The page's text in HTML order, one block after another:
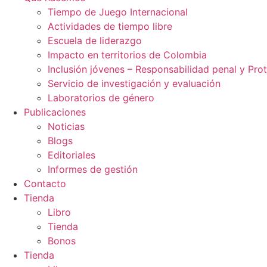
Tiempo de Juego Internacional
Actividades de tiempo libre
Escuela de liderazgo
Impacto en territorios de Colombia
Inclusión jóvenes – Responsabilidad penal y
Servicio de investigación y evaluación
Laboratorios de género
Publicaciones
Noticias
Blogs
Editoriales
Informes de gestión
Contacto
Tienda
Libro
Tienda
Bonos
Tienda